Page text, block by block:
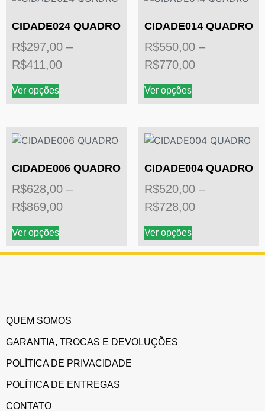
CIDADE024 QUADRO
R$297,00 –
R$411,00
Ver opções
CIDADE014 QUADRO
R$550,00 –
R$770,00
Ver opções
CIDADE006 QUADRO
R$628,00 –
R$869,00
Ver opções
CIDADE004 QUADRO
R$520,00 –
R$728,00
Ver opções
QUEM SOMOS
GARANTIA, TROCAS E DEVOLUÇÕES
POLÍTICA DE PRIVACIDADE
POLÍTICA DE ENTREGAS
CONTATO